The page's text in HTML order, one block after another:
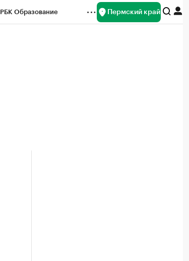
РБК Образование Пермский край